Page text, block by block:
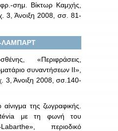
σημ. Βίκτωρ Καμχής,
3, Άνοιξη 2008, σσ. 81-
ΛΑΜΠΑΡΤ
«Περιφράσεις,
συναντήσεων ΙΙ»,
3, Άνοιξη 2008, σσ.140-
της ζωγραφικής.
évia με τη φωνή του
Labarthe», περιοδικό